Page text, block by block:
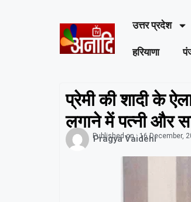
उत्तर प्रदेश
हरियाणा
प्रेमी की शादी के
लगाने में पत्नी और
Pragya Vaidehi
Published on : 16 December,